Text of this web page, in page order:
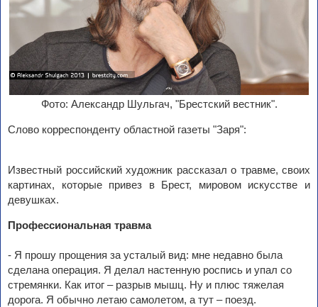
Фото: Александр Шульгач, "Брестский вестник".
Слово корреспонденту областной газеты "Заря":
Известный российский художник рассказал о травме, своих
картинах, которые привез в Брест, мировом искусстве и
девушках.
Профессиональная травма
- Я прошу прощения за усталый вид: мне недавно была
сделана операция. Я делал настенную роспись и упал со
стремянки. Как итог – разрыв мышц. Ну и плюс тяжелая
дорога. Я обычно летаю самолетом, а тут – поезд.